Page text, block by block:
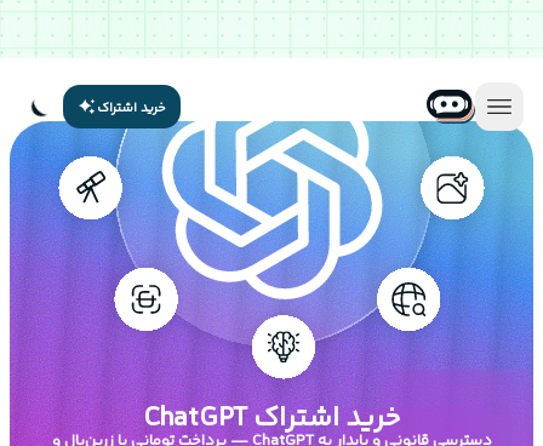
خرید اشتراک
خرید اشتراکChatGPT
دسترسی قانونی و پایدار به ChatGPT — پرداخت تومانی با زرین‌پال و